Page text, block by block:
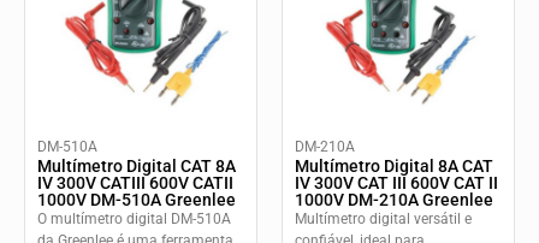
DM-510A
Multímetro Digital CAT 8A
IV 300V CATIII 600V CATII
1000V DM-510A Greenlee
O multímetro digital DM-510A
DM-210A
Multímetro Digital 8A CAT
IV 300V CAT III 600V CAT II
1000V DM-210A Greenlee
Multímetro digital versátil e